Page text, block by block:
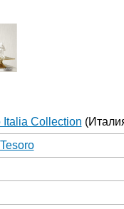
Italia Collection
Tesoro